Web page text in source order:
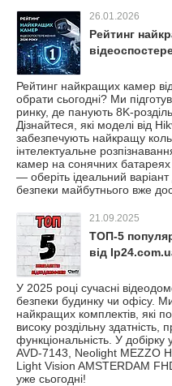
26.01.2026
Рейтинг
Рейтинг найкращих камер
обрати сьогодні? Ми
ринку, де панують 8K-
Дізнайтеся, які моделі від
забезпечують найкращу
інтелектуальне
камер на сонячних
— оберіть ідеальний варіант
безпеки майбутнього вже
21.09.2025
ТОП-5
від
У 2025 році сучасні
безпеки будинку чи офісу.
найкращих комплектів, які
високу роздільну здатність,
функціональність. У
AVD-7143, Neolight MEZZO
Light Vision AMSTERDAM
уже сьогодні!